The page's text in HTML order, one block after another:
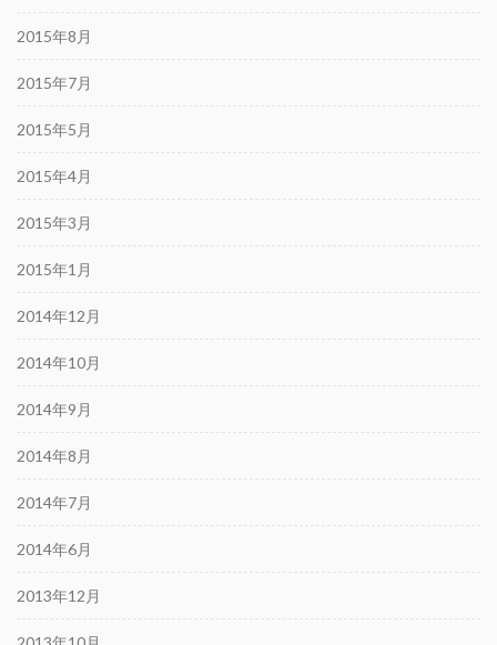
2015年8月
2015年7月
2015年5月
2015年4月
2015年3月
2015年1月
2014年12月
2014年10月
2014年9月
2014年8月
2014年7月
2014年6月
2013年12月